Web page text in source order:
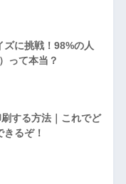
ズに挑戦！98%の人
って本当？
する方法｜これでど
るぞ！